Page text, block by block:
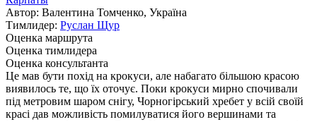
Автор: Валентина Томченко, Україна
Тимлидер: Руслан Щур
Оценка маршрута
Оценка тимлидера
Оценка консультанта
Це мав бути похід на крокуси, але набагато більшою красою
виявилось те, що їх оточує. Поки крокуси мирно спочивали
під метровим шаром снігу, Чорногірський хребет у всій своїй
красі дав можливість помилуватися його вершинами та